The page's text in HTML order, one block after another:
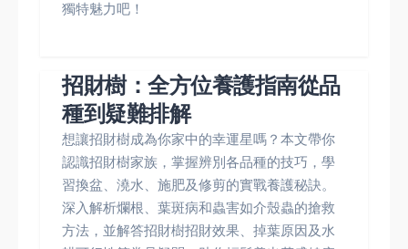
獨特魅力吧！
招財樹：全方位養護指南從品
種到疑難排解
想讓招財樹成為你家中的幸運星嗎？本文帶你
認識招財樹家族，掌握辨別各品種的技巧，學
習換盆、澆水、施肥及修剪的實戰養護秘訣。
深入解析爛根、葉斑病和蟲害如介殼蟲的搶救
方法，並解答招財樹招財效果、掉葉原因及水